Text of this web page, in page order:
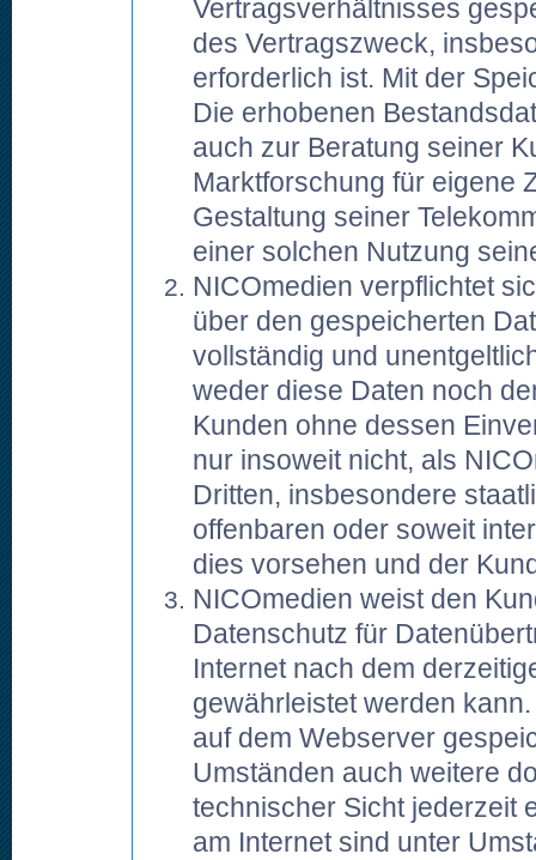
Vertragsverhältnisses
des Vertragszweck,
erforderlich ist. Mit der
Die erhobenen
auch zur Beratung seiner
Marktforschung für eigene
Gestaltung seiner
einer solchen Nutzung
NICOmedien verpflichtet
über den gespeicherten
vollständig und
weder diese Daten noch
Kunden ohne dessen
nur insoweit nicht, als
Dritten, insbesondere
offenbaren oder soweit
dies vorsehen und der
NICOmedien weist den
Datenschutz für
Internet nach dem
gewährleistet werden
auf dem Webserver
Umständen auch weitere
technischer Sicht jederzeit
am Internet sind unter